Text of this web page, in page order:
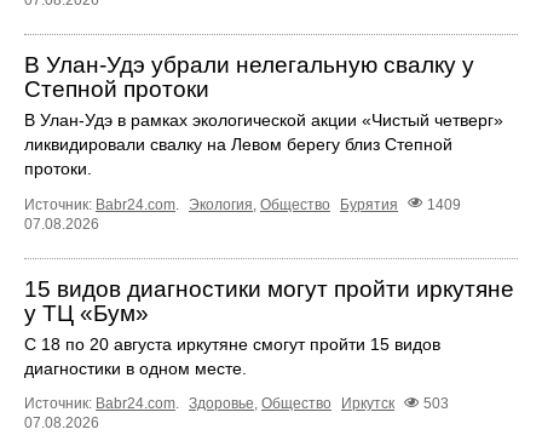
В Улан-Удэ убрали нелегальную свалку у
Степной протоки
В Улан-Удэ в рамках экологической акции «Чистый четверг»
ликвидировали свалку на Левом берегу близ Степной
протоки.
Источник: Babr24.com Экология Общество Бурятия
1409
07.08.2026
15 видов диагностики могут пройти иркутяне
у ТЦ «Бум»
С 18 по 20 августа иркутяне смогут пройти 15 видов
диагностики в одном месте.
Источник: Babr24.com Здоровье Общество Иркутск
503
07.08.2026